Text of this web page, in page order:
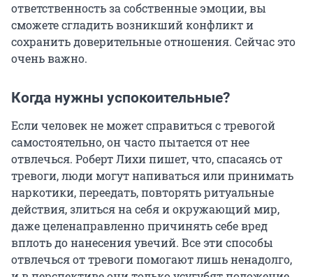
ответственность за собственные эмоции, вы
сможете сгладить возникший конфликт и
сохранить доверительные отношения. Сейчас это
очень важно.
Когда нужны успокоительные?
Если человек не может справиться с тревогой
самостоятельно, он часто пытается от нее
отвлечься. Роберт Лихи пишет, что, спасаясь от
тревоги, люди могут напиваться или принимать
наркотики, переедать, повторять ритуальные
действия, злиться на себя и окружающий мир,
даже целенаправленно причинять себе вред
вплоть до нанесения увечий. Все эти способы
отвлечься от тревоги помогают лишь ненадолго,